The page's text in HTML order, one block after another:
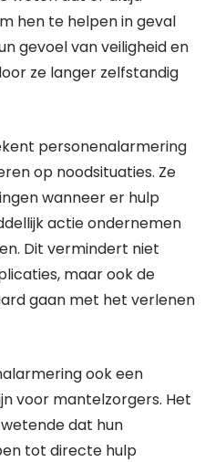
hen te helpen in geval
gevoel van veiligheid en
ze langer zelfstandig
personenalarmering
op noodsituaties. Ze
wanneer er hulp
actie ondernemen
Dit vermindert niet
maar ook de
gaan met het verlenen
ook een
voor mantelzorgers. Het
dat hun
tot directe hulp